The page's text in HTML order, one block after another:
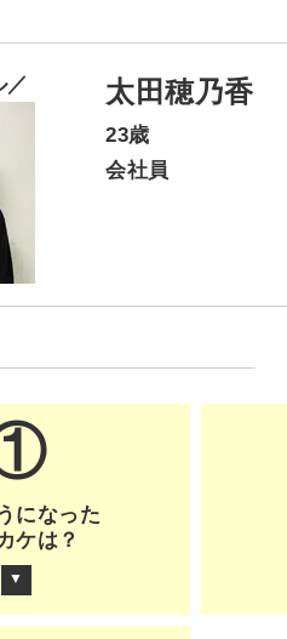
／ 太田穂乃香
23歳
会社員
になった
ケは？
▼